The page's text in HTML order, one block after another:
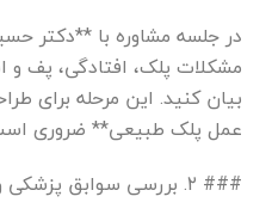
در جلسه مشاوره با **دکتر
مشکلات پلک، افتادگی، پف و
بیان کنید. این مرحله برای
عمل پلک طبیعی** ضروری
### ۲. بررسی سوابق پزشکی و داروها